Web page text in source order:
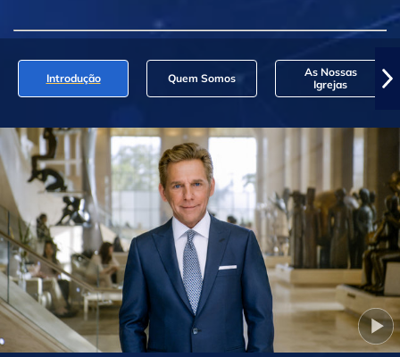
Introdução Quem Somos
As Nossas
Igrejas